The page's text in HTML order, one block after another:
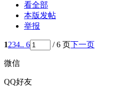
看全部
本版发帖
举报
1234.. 6 / 6 页下一页
微信
QQ好友